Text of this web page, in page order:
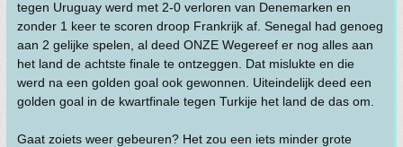
tegen Uruguay werd met 2-0 verloren van Denemarken en
zonder 1 keer te scoren droop Frankrijk af. Senegal had genoeg
aan 2 gelijke spelen, al deed ONZE Wegereef er nog alles aan
het land de achtste finale te ontzeggen. Dat mislukte en die
werd na een golden goal ook gewonnen. Uiteindelijk deed een
golden goal in de kwartfinale tegen Turkije het land de das om.
Gaat zoiets weer gebeuren? Het zou een iets minder grote